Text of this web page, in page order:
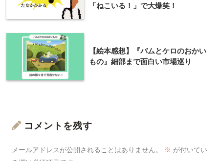
「ねこいる！」で大爆笑！
【絵本感想】『バムとケロのおかい
もの』細部まで面白い市場巡り
コメントを残す
メールアドレスが公開されることはありません。 ※ が付いてい